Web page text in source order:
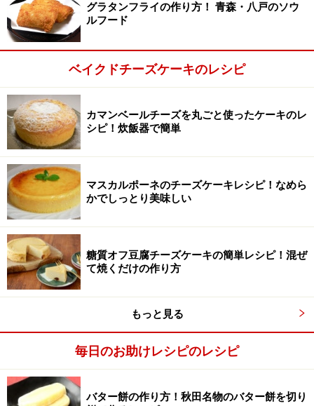
3
釜に流し入れて炊く
油をつけたペーパーで内釜をふき、ケーキ生地を流し入
れて普通に炊く。
グラタンフライの作り方！ 青森・八戸のソウ
ルフード
ベイクドチーズケーキのレシピ
カマンベールチーズを丸ごと使ったケーキのレ
シピ！炊飯器で簡単
マスカルポーネのチーズケーキレシピ！なめら
かでしっとり美味しい
糖質オフ豆腐チーズケーキの簡単レシピ！混ぜ
て焼くだけの作り方
もっと見る
毎日のお助けレシピのレシピ
バター餅の作り方！秋田名物のバター餅を切り